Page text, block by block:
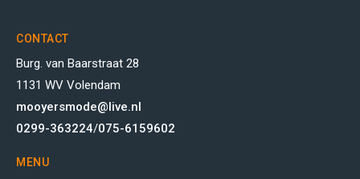
CONTACT
Burg. van Baarstraat 28
1131 WV Volendam
mooyersmode@live.nl
0299-363224/075-6159602
MENU